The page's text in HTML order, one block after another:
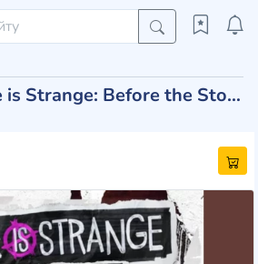
Square Enix Life is Strange: Before the Storm